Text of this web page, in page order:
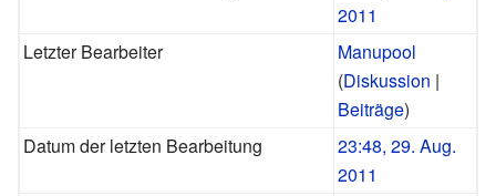
2011
Letzter Bearbeiter
Manupool
(Diskussion |
Beiträge)
Datum der letzten Bearbeitung
23:48, 29. Aug.
2011